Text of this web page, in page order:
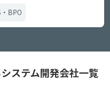
BPO
ステム開発会社一覧